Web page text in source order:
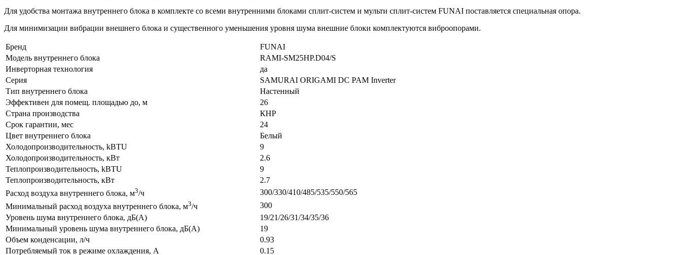
Для удобства монтажа внутреннего блока в комплекте со всеми внутренними блоками сплит-систем и мульти сплит-систем FUNAI поставляется специальная опора.
Для минимизации вибрации внешнего блока и существенного уменьшения уровня шума внешние блоки комплектуются виброопорами.
Бренд
FUNAI
Модель внутреннего блока
RAMI-SM25HP.D04/S
Инверторная технология
да
Серия
SAMURAI ORIGAMI DC PAM Inverter
Тип внутреннего блока
Настенный
Эффективен для помещ. площадью до, м
26
Страна производства
КНР
Срок гарантии, мес
24
Цвет внутреннего блока
Белый
Холодопроизводительность, kBTU
9
Холодопроизводительность, кВт
2.6
Теплопроизводительность, kBTU
9
Теплопроизводительность, кВт
2.7
Расход воздуха внутреннего блока, м3/ч
300/330/410/485/535/550/565
Минимальный расход воздуха внутреннего блока, м3/ч
300
Уровень шума внутреннего блока, дБ(А)
19/21/26/31/34/35/36
Минимальный уровень шума внутреннего блока, дБ(А)
19
Объем конденсации, л/ч
0.93
Потребляемый ток в режиме охлаждения, А
0.15